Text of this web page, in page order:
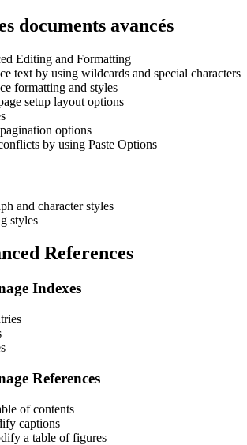
documents avancés
Editing and Formatting
text by using wildcards and special characters
formatting and styles
setup layout options
options
by using Paste Options
and character styles
styles
References
Indexes
References
of contents
captions
a table of figures